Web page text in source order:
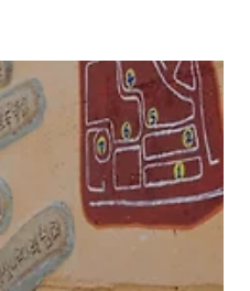
랑 함께 하는지에 따라 그 재미와
루귀 잎보다 꽃이 먼저 핀다. 꽃은 이
자주색으로 피나, 때때로 하얀색 또
6장의 꽃받침잎이 꽃잎처럼 보인
비슷하며 꽃이 진 다음에 뿌리에서